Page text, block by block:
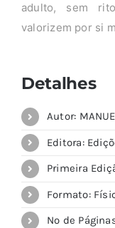
adulto, sem
valorizem por si
Detalhes
Autor:
Editora:
Primeira
Formato:
Nº de